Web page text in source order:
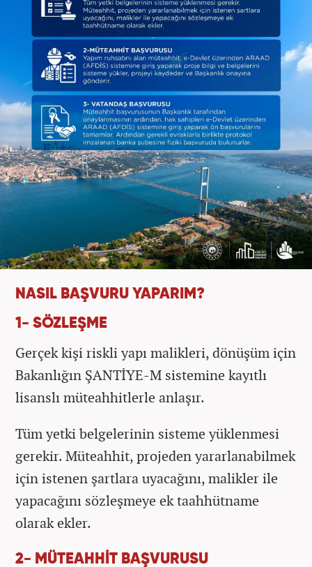
NASIL BAŞVURU YAPARIM?
1- SÖZLEŞME
Gerçek kişi riskli yapı malikleri, dönüşüm için
Bakanlığın ŞANTİYE-M sistemine kayıtlı
lisanslı müteahhitlerle anlaşır.
Tüm yetki belgelerinin sisteme yüklenmesi
gerekir. Müteahhit, projeden yararlanabilmek
için istenen şartlara uyacağını, malikler ile
yapacağını sözleşmeye ek taahhütname
olarak ekler.
2- MÜTEAHHİT BAŞVURUSU